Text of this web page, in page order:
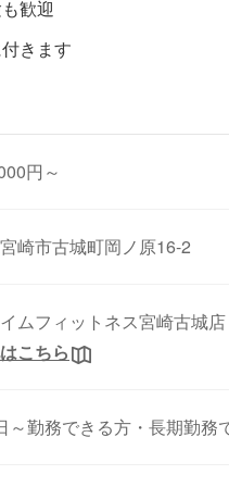
歓迎
きます
円～
崎市古城町岡ノ原16-2
ムフィットネス宮崎古城店
こちら
～勤務できる方・長期勤務